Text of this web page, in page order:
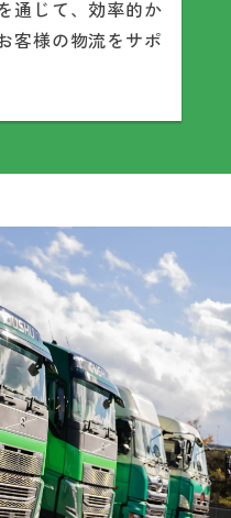
通じて、効率的か
客様の物流をサポ